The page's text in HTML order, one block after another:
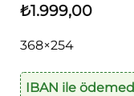
₺1.999,00
368×254
IBAN ile